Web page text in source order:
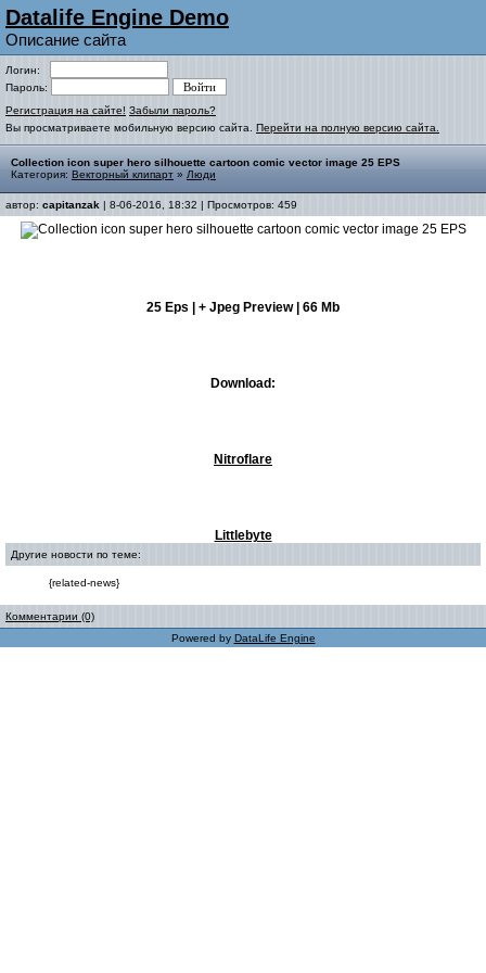
Datalife Engine Demo
Описание сайта
Логин:
Пароль:
Регистрация на сайте! Забыли пароль?
Вы просматриваете мобильную версию сайта. Перейти на полную версию сайта.
Collection icon super hero silhouette cartoon comic vector image 25 EPS
Категория: Векторный клипарт » Люди
автор: capitanzak | 8-06-2016, 18:32 | Просмотров: 459
25 Eps | + Jpeg Preview | 66 Mb
Download:
Nitroflare
Littlebyte
Другие новости по теме:
{related-news}
Комментарии (0)
Powered by DataLife Engine